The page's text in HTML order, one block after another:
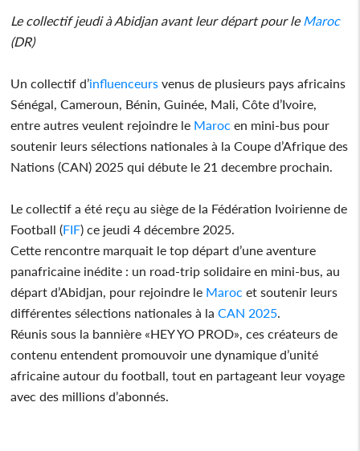
Le collectif jeudi à Abidjan avant leur départ pour le Maroc
(DR)
Un collectif d’influenceurs venus de plusieurs pays africains
Sénégal, Cameroun, Bénin, Guinée, Mali, Côte d’Ivoire,
entre autres veulent rejoindre le Maroc en mini-bus pour
soutenir leurs sélections nationales à la Coupe d’Afrique des
Nations (CAN) 2025 qui débute le 21 decembre prochain.
Le collectif a été reçu au siège de la Fédération Ivoirienne de
Football (FIF) ce jeudi 4 décembre 2025.
Cette rencontre marquait le top départ d’une aventure
panafricaine inédite : un road-trip solidaire en mini-bus, au
départ d’Abidjan, pour rejoindre le Maroc et soutenir leurs
différentes sélections nationales à laCAN 2025
Réunis sous la bannière «HEY YO PROD», ces créateurs de
contenu entendent promouvoir une dynamique d’unité
africaine autour du football, tout en partageant leur voyage
avec des millions d’abonnés.